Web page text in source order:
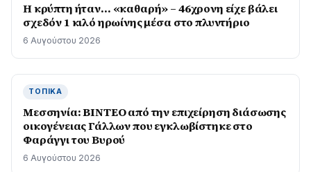
Η κρύπτη ήταν… «καθαρή» – 46χρονη είχε βάλει
σχεδόν 1 κιλό ηρωίνης μέσα στο πλυντήριο
6 Αυγούστου 2026
ΤΟΠΙΚΆ
Μεσσηνία: BINTEO από την επιχείρηση διάσωσης
οικογένειας Γάλλων που εγκλωβίστηκε στο
Φαράγγι του Βυρού
6 Αυγούστου 2026